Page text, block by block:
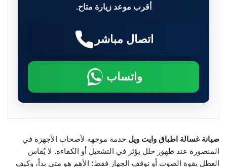
أقرب موعد زيارة متاح.
اتصال مباشر
واتساب
صيانة غسالة اطباق وايت ويل خدمة موجهة لأصحاب الأجهزة في
المنصورة عند ظهور خلل يؤثر في التشغيل أو الكفاءة. لا يُقاس
العطل بقوة الصوت أو توقف الجهاز فقط؛ الأهم هو متى بدأ، وكيف